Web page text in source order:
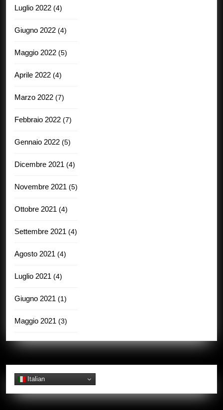
Luglio 2022 (4)
Giugno 2022 (4)
Maggio 2022 (5)
Aprile 2022 (4)
Marzo 2022 (7)
Febbraio 2022 (7)
Gennaio 2022 (5)
Dicembre 2021 (4)
Novembre 2021 (5)
Ottobre 2021 (4)
Settembre 2021 (4)
Agosto 2021 (4)
Luglio 2021 (4)
Giugno 2021 (1)
Maggio 2021 (3)
Italian